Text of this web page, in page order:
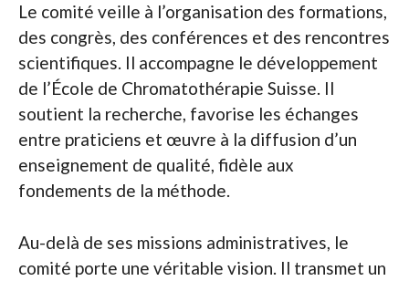
Le comité veille à l’organisation des formations,
des congrès, des conférences et des rencontres
scientifiques. Il accompagne le développement
de l’École de Chromatothérapie Suisse. Il
soutient la recherche, favorise les échanges
entre praticiens et œuvre à la diffusion d’un
enseignement de qualité, fidèle aux
fondements de la méthode.
Au-delà de ses missions administratives, le
comité porte une véritable vision. Il transmet un